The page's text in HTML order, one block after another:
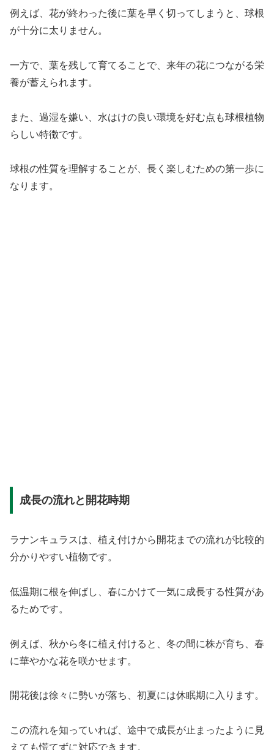
例えば、花が終わった後に葉を早く切ってしまうと、球根
が十分に太りません。
一方で、葉を残して育てることで、来年の花につながる栄
養が蓄えられます。
また、過湿を嫌い、水はけの良い環境を好む点も球根植物
らしい特徴です。
球根の性質を理解することが、長く楽しむための第一歩に
なります。
成長の流れと開花時期
ラナンキュラスは、植え付けから開花までの流れが比較的
分かりやすい植物です。
低温期に根を伸ばし、春にかけて一気に成長する性質があ
るためです。
例えば、秋から冬に植え付けると、冬の間に株が育ち、春
に華やかな花を咲かせます。
開花後は徐々に勢いが落ち、初夏には休眠期に入ります。
この流れを知っていれば、途中で成長が止まったように見
えても慌てずに対応できます。